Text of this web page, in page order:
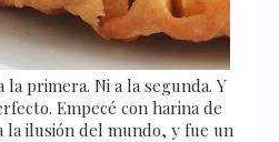
la primera. Ni a la segunda. Y
Empecé con harina de
ilusión del mundo, y fue un